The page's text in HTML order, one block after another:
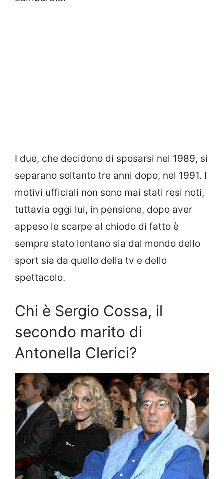
I due, che decidono di sposarsi nel 1989, si
separano soltanto tre anni dopo, nel 1991. I
motivi ufficiali non sono mai stati resi noti,
tuttavia oggi lui, in pensione, dopo aver
appeso le scarpe al chiodo di fatto è
sempre stato lontano sia dal mondo dello
sport sia da quello della tv e dello
spettacolo.
Chi è Sergio Cossa, il
secondo marito di
Antonella Clerici?